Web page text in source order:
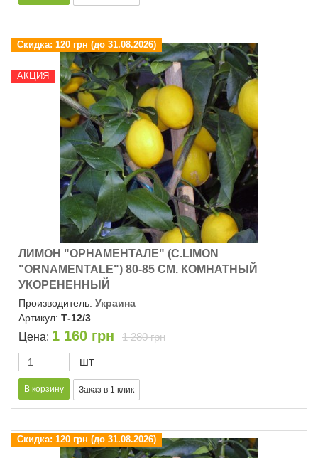
АКЦИЯ
Скидка: 120 грн (до 31.08.2026)
ЛИМОН "ОРНАМЕНТАЛЕ" (C.LIMON
"ОRNAMENTALE") 80-85 СМ. КОМНАТНЫЙ
УКОРЕНЕННЫЙ
Производитель: Украина
Артикул: Т-12/3
Цена: 1 160 грн 1 280 грн
шт
Скидка: 120 грн (до 31.08.2026)